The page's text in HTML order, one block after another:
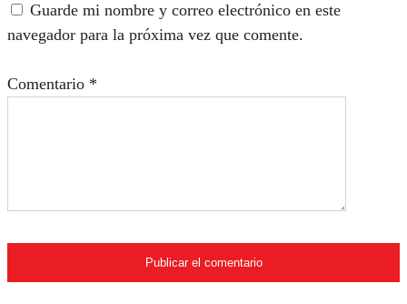
Guarde mi nombre y correo electrónico en este
navegador para la próxima vez que comente.
Comentario *